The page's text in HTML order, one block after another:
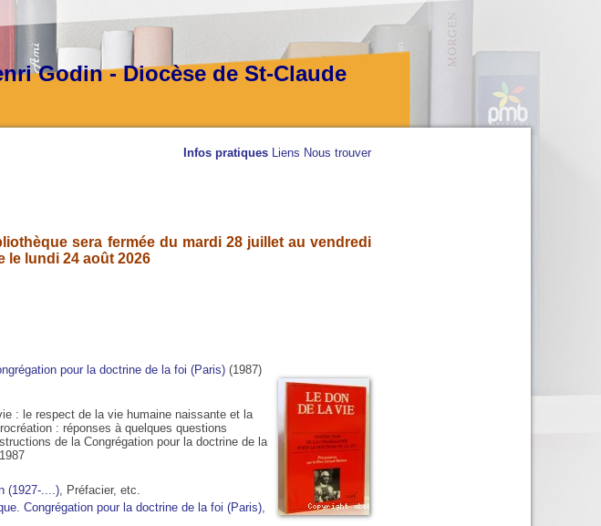
Infos pratiques Liens Nous trouver
sera fermée du mardi 28 juillet au vendredi
le lundi 24 août 2026
pour la doctrine de la foi (Paris) (1987)
: le respect de la vie humaine naissante et la
: réponses à quelques questions
de la Congrégation pour la doctrine de la
(1927-....), Préfacier, etc.
Congrégation pour la doctrine de la foi (Paris),
Godin - Diocèse de St-Claude